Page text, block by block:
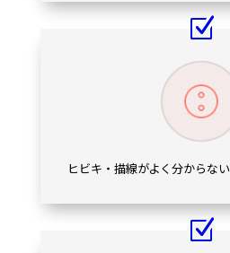
ヒビキ・描線がよく分からない